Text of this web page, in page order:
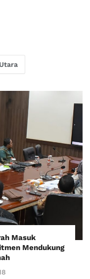
Masuk
Mendukung